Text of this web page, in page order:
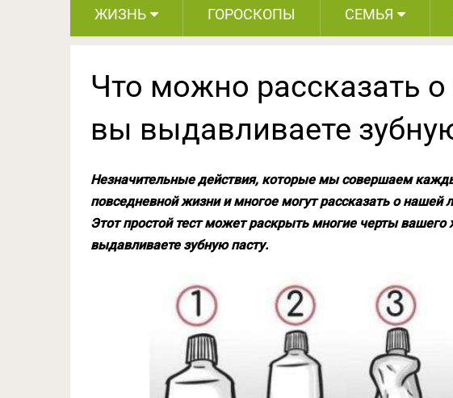
ЖИЗНЬ ГОРОСКОПЫ СЕМЬЯ
Что можно рассказать о
вы выдавливаете
Незначительные действия, которые мы совершаем
повседневной жизни и многое могут рассказать о нашей
Этот простой тест может раскрыть многие черты вашего
выдавливаете зубную пасту.